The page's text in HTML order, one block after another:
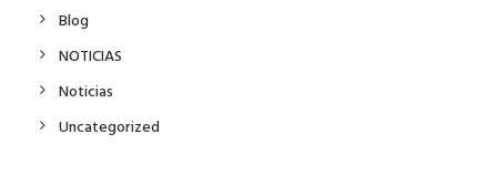
Blog
NOTICIAS
Noticias
Uncategorized